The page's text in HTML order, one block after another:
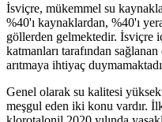
İsviçre, mükemmel su
%40'ı kaynaklardan, %40'ı
göllerden gelmektedir. İsviçre
katmanları tarafından
arıtmaya ihtiyaç
Genel olarak su kalitesi
meşgul eden iki konu vardır.